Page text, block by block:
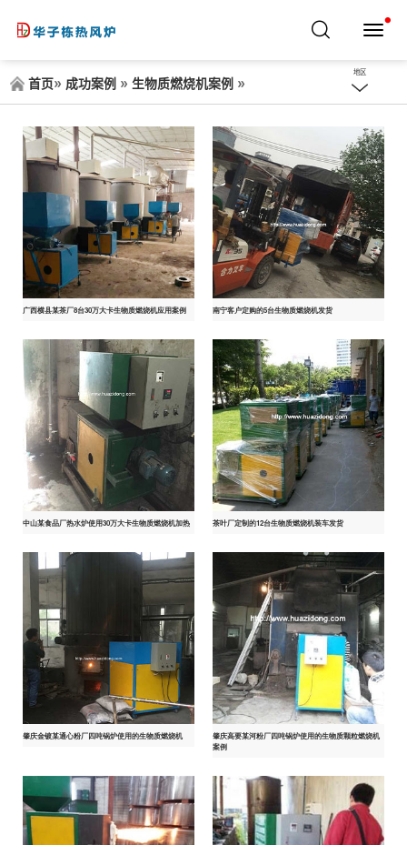
导
首页» 成功案例 » 生物质燃烧机案例 »
地区
广西横县某茶厂8台30万大卡生物质燃烧机应用案例 南宁客户定购的5台生物质燃烧机发货
中山某食品厂热水炉使用30万大卡生物质燃烧机加热 茶叶厂定制的12台生物质燃烧机装车发货
肇庆金镀某通心粉厂四吨锅炉使用的生物质燃烧机
肇庆高要某河粉厂四吨锅炉使用的生物质颗粒燃烧机
案例